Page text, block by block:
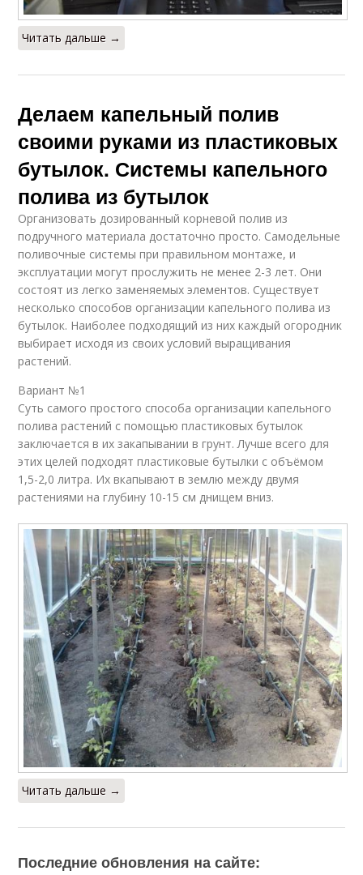
Читать дальше →
Делаем капельный полив
своими руками из пластиковых
бутылок. Системы капельного
полива из бутылок
Организовать дозированный корневой полив из
подручного материала достаточно просто. Самодельные
поливочные системы при правильном монтаже, и
эксплуатации могут прослужить не менее 2-3 лет. Они
состоят из легко заменяемых элементов. Существует
несколько способов организации капельного полива из
бутылок. Наиболее подходящий из них каждый огородник
выбирает исходя из своих условий выращивания
растений.
Вариант №1
Суть самого простого способа организации капельного
полива растений с помощью пластиковых бутылок
заключается в их закапывании в грунт. Лучше всего для
этих целей подходят пластиковые бутылки с объёмом
1,5-2,0 литра. Их вкапывают в землю между двумя
растениями на глубину 10-15 см днищем вниз.
Читать дальше →
Последние обновления на сайте: